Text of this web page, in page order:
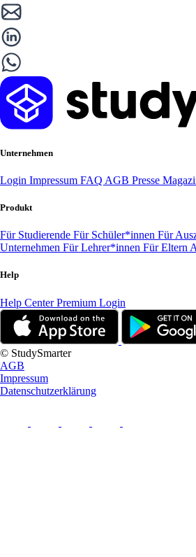
Unternehmen
Login Impressum FAQ AGB Presse
Produkt
Für Studierende Für Schüler*innen Für
Unternehmen Für Lehrer*innen Für Eltern
Help
Help CenterPremium Login
© StudySmarter
AGB
Impressum
Datenschutzerklärung